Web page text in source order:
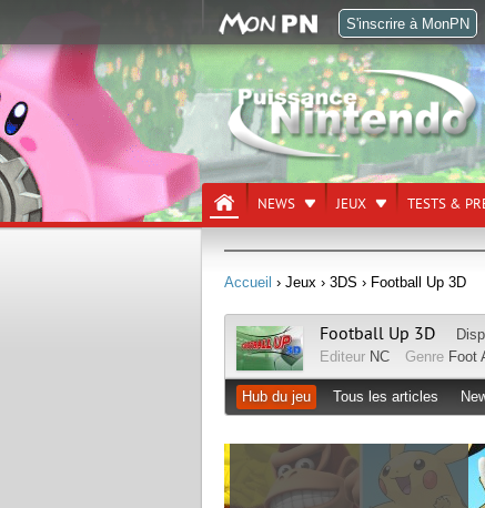
NEWS JEUX TESTS &
Accueil › Jeux › 3DS › Football Up 3D
Football Up 3D
Editeur NC Genre Foot
Hub du jeu Tous les articles
S'inscrire à MonPN